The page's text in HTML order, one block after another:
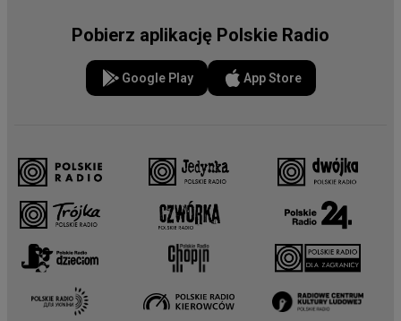
Pobierz aplikację Polskie Radio
Google Play App Store